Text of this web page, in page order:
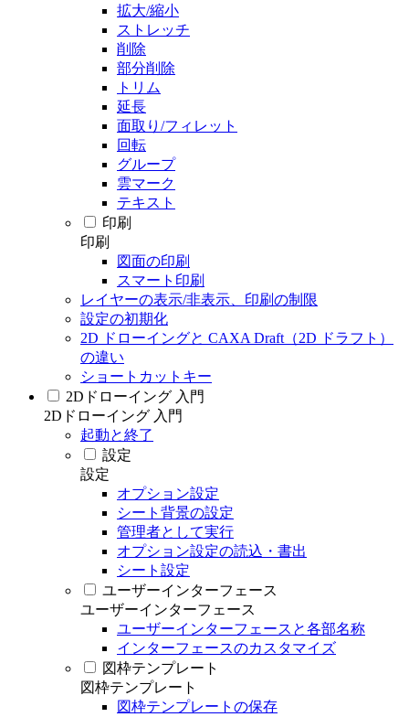
拡大/縮小
ストレッチ
削除
部分削除
トリム
延長
面取り/フィレット
回転
グループ
雲マーク
テキスト
印刷
印刷
図面の印刷
スマート印刷
レイヤーの表示/非表示、印刷の制限
設定の初期化
2D ドローイングと CAXA Draft（2D ドラフト）
の違い
ショートカットキー
2Dドローイング 入門
2Dドローイング 入門
起動と終了
設定
設定
オプション設定
シート背景の設定
管理者として実行
オプション設定の読込・書出
シート設定
ユーザーインターフェース
ユーザーインターフェース
ユーザーインターフェースと各部名称
インターフェースのカスタマイズ
図枠テンプレート
図枠テンプレート
図枠テンプレートの保存